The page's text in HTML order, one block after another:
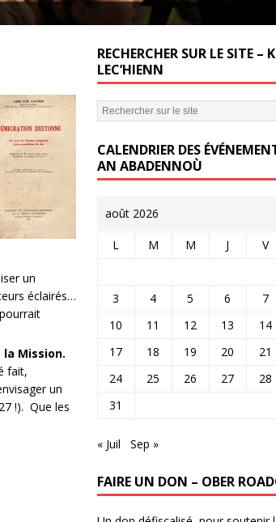
un
éclairés…
Mission.
fait,
un
!). Que les
RECHERCHER SUR LE SITE –
LEC’HIENN
CALENDRIER DES
AN ABADENNOÙ
août 2026
L M M J V
3
4 5 6 7
10
11 12 13 14
17
18 19 20 21
24
25 26 27 28
31
« Juil Sep »
FAIRE UN DON – OBER